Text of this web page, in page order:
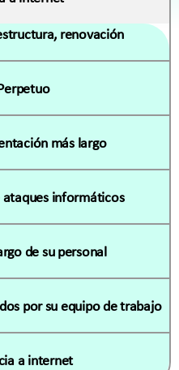
renovación
más largo
informáticos
de su personal
por su equipo de trabajo
a internet